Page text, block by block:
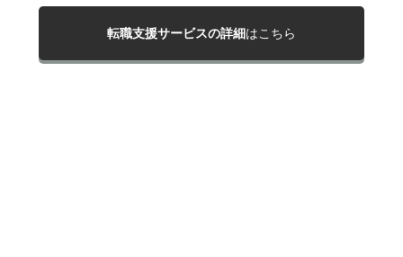
転職支援サービスの詳細はこちら